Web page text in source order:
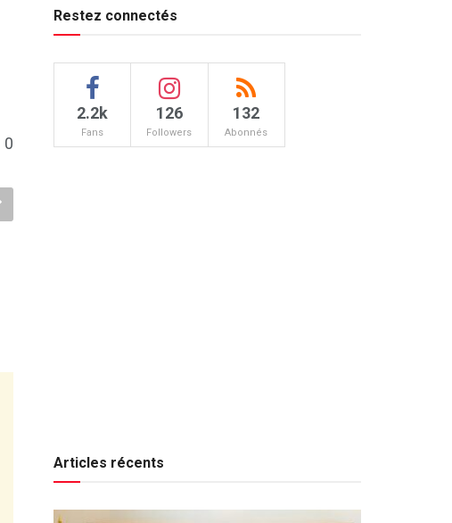
0
Restez connectés
2.2k
Fans
126
Followers
132
Abonnés
Articles récents